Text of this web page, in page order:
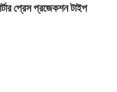
প্রেস প্রজেকশন টাইপ